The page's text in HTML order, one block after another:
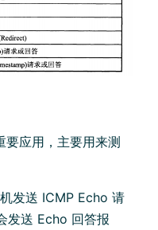
应用，主要用来测
发送 ICMP Echo 请
发送 Echo 回答报